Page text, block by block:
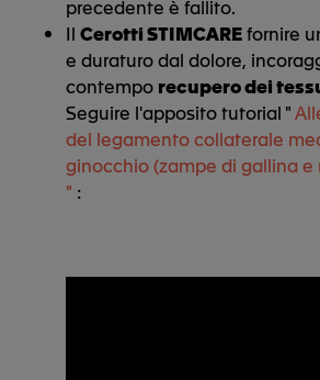
precedente è fallito.
Il Cerotti STIMCAREfornire
e duraturo dal dolore,
contempo recupero dei
Seguire l'apposito tutorial "
del legamento collaterale
ginocchio (zampe di gallina
" :